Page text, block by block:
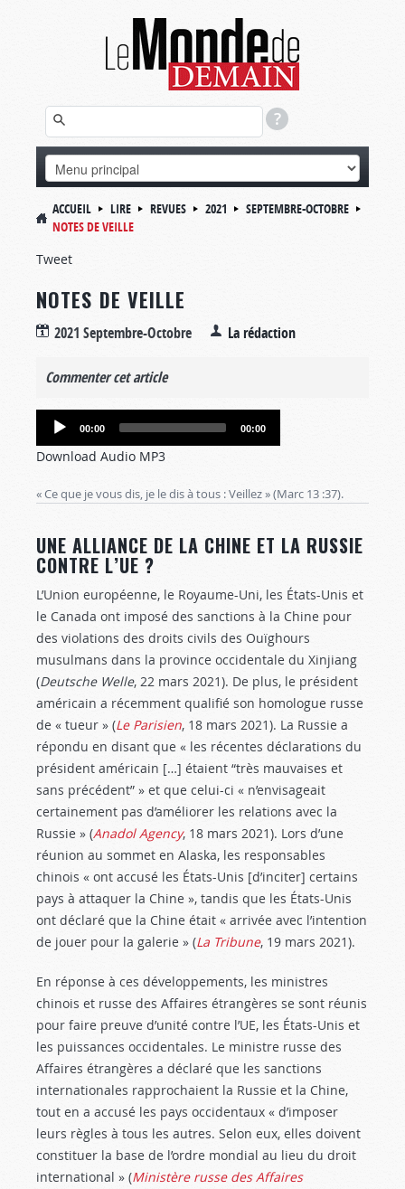
ACCUEIL LIRE REVUES 2021
SEPTEMBRE-OCTOBRE
NOTES DE VEILLE
Tweet
NOTES DE VEILLE
2021 Septembre-Octobre La rédaction
Commenter cet article
Audio
00:00 00:00
Download Audio MP3
« Ce que je vous dis, je le dis à tous : Veillez » (Marc 13 :37).
UNE ALLIANCE DE LA CHINE ET LA RUSSIE
CONTRE L’UE ?
L’Union européenne, le Royaume-Uni, les États-Unis et
le Canada ont imposé des sanctions à la Chine pour
des violations des droits civils des Ouïghours
musulmans dans la province occidentale du Xinjiang
(Deutsche Welle, 22 mars 2021). De plus, le président
américain a récemment qualifié son homologue russe
de « tueur » (Le Parisien, 18 mars 2021). La Russie a
répondu en disant que « les récentes déclarations du
président américain […] étaient “très mauvaises et
sans précédent” » et que celui-ci « n’envisageait
certainement pas d’améliorer les relations avec la
Russie » (Anadol Agency, 18 mars 2021). Lors d’une
réunion au sommet en Alaska, les responsables
chinois « ont accusé les États-Unis [d’inciter] certains
pays à attaquer la Chine », tandis que les États-Unis
ont déclaré que la Chine était « arrivée avec l’intention
de jouer pour la galerie » (La Tribune, 19 mars 2021).
En réponse à ces développements, les ministres
chinois et russe des Affaires étrangères se sont réunis
pour faire preuve d’unité contre l’UE, les États-Unis et
les puissances occidentales. Le ministre russe des
Affaires étrangères a déclaré que les sanctions
internationales rapprochaient la Russie et la Chine,
tout en a accusé les pays occidentaux « d’imposer
leurs règles à tous les autres. Selon eux, elles doivent
constituer la base de l’ordre mondial au lieu du droit
international » (Ministère russe des Affaires